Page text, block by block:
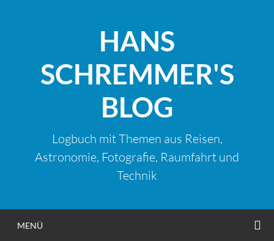
HANS
SCHREMMER'S
BLOG
Logbuch mit Themen aus Reisen,
Astronomie, Fotografie, Raumfahrt und
Technik
MENÜ